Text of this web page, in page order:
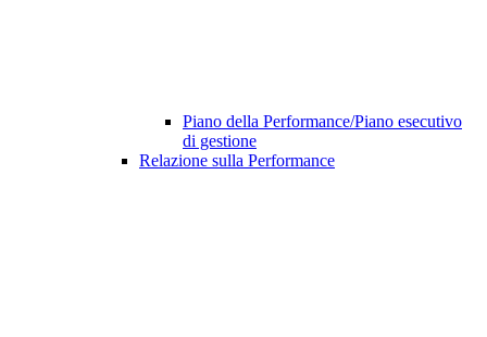
Piano della Performance/Piano esecutivo
di gestione
Relazione sulla Performance